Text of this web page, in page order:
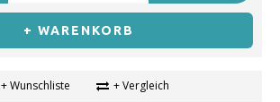
+ WARENKORB
+ Wunschliste + Vergleich